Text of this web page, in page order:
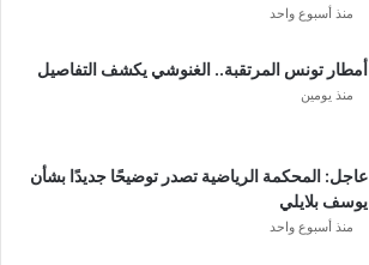
منذ أسبوع واحد
أمطار تونس المرتقبة.. الغنوشي يكشف التفاصيل
منذ يومين
عاجل: المحكمة الرياضية تصدر توضيحًا جديدًا بشأن
يوسف بلايلي
منذ أسبوع واحد